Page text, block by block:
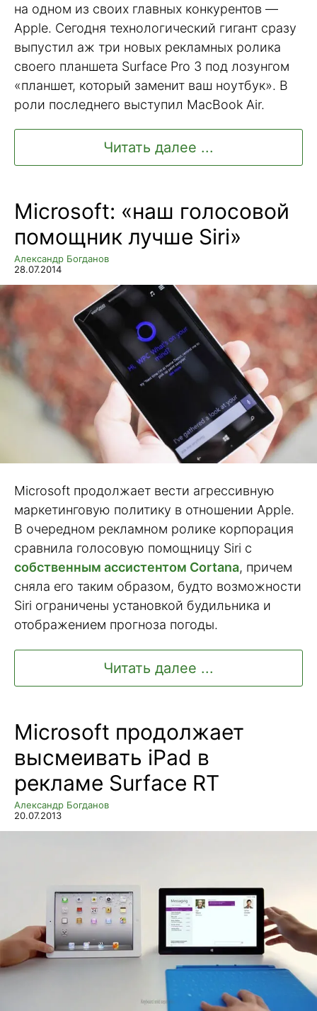
на одном из своих главных конкурентов —
Apple. Сегодня технологический гигант сразу
выпустил аж три новых рекламных ролика
своего планшета Surface Pro 3 под лозунгом
«планшет, который заменит ваш ноутбук». В
роли последнего выступил MacBook Air.
Читать далее ...
Microsoft: «наш голосовой
помощник лучше Siri»
Александр Богданов
28.07.2014
Microsoft продолжает вести агрессивную
маркетинговую политику в отношении Apple.
В очередном рекламном ролике корпорация
сравнила голосовую помощницу Siri с
собственным ассистентом Cortana, причем
сняла его таким образом, будто возможности
Siri ограничены установкой будильника и
отображением прогноза погоды.
Читать далее ...
Microsoft продолжает
высмеивать iPad в
рекламе Surface RT
Александр Богданов
20.07.2013